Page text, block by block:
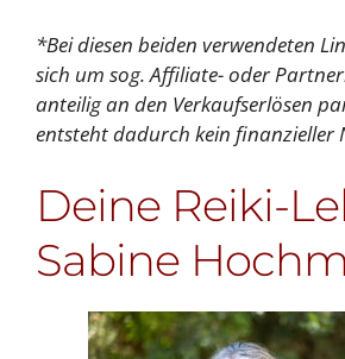
*Bei diesen beiden verwendeten
sich um sog. Affiliate- oder
anteilig an den Verkaufserlösen
entsteht dadurch kein finanzieller
Deine Reiki-
Sabine